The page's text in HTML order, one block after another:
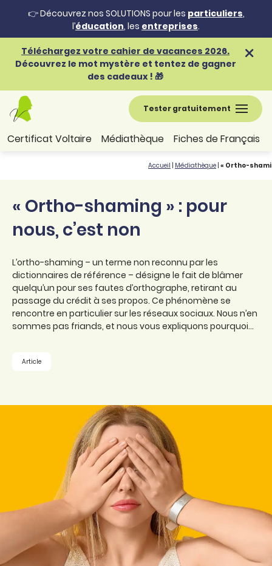
👉 Découvrez nos SOLUTIONS pour les particuliers,
l’éducation, les entreprises.
Téléchargez votre cahier de vacances 2026.
Découvrez le mot mystère et tentez de gagner
des cadeaux ! 🎁
Tester gratuitement
Certificat Voltaire Médiathèque Fiches de Français
Accueil Médiathèque « Ortho-
« Ortho-shaming » : pour
nous, c’est non
L’ortho-shaming – un terme non reconnu par les
dictionnaires de référence – désigne le fait de blâmer
quelqu’un pour ses fautes d’orthographe, retirant au
passage du crédit à ses propos. Ce phénomène se
rencontre en particulier sur les réseaux sociaux. Nous n’en
sommes pas friands, et nous vous expliquons pourquoi…
Article